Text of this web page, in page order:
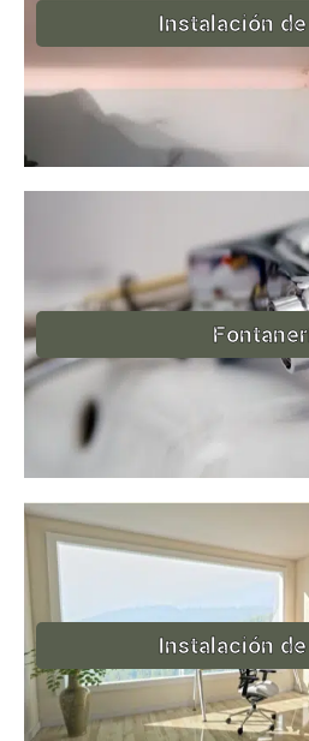
Instalación
Instalación